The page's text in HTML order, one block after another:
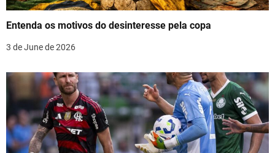
a
t
o
n
Entenda os motivos do desinteresse pela copa
3 de June de 2026